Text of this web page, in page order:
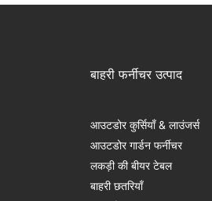
बाहरी फर्नीचर उत्पाद
आउटडोर कुर्सियाँ & लाउंजर्स
आउटडोर गार्डन फर्नीचर
लकड़ी की बीयर टेबल
बाहरी छतरियाँ